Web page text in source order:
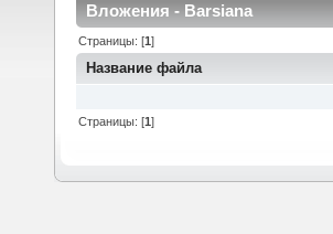
Вложения - Barsiana
Страницы: [1]
Название файла
Страницы: [1]